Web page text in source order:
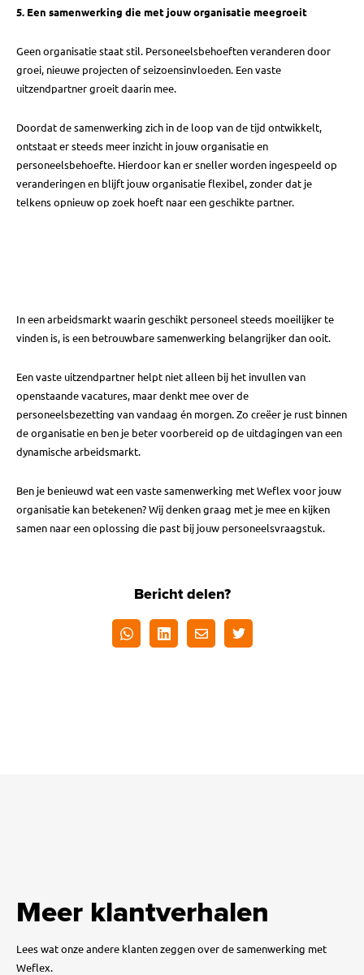
5. Een samenwerking die met jouw organisatie meegroeit
Geen organisatie staat stil. Personeelsbehoeften veranderen door
groei, nieuwe projecten of seizoensinvloeden. Een vaste
uitzendpartner groeit daarin mee.
Doordat de samenwerking zich in de loop van de tijd ontwikkelt,
ontstaat er steeds meer inzicht in jouw organisatie en
personeelsbehoefte. Hierdoor kan er sneller worden ingespeeld op
veranderingen en blijft jouw organisatie flexibel, zonder dat je
telkens opnieuw op zoek hoeft naar een geschikte partner.
In een arbeidsmarkt waarin geschikt personeel steeds moeilijker te
vinden is, is een betrouwbare samenwerking belangrijker dan ooit.
Een vaste uitzendpartner helpt niet alleen bij het invullen van
openstaande vacatures, maar denkt mee over de
personeelsbezetting van vandaag én morgen. Zo creëer je rust binnen
de organisatie en ben je beter voorbereid op de uitdagingen van een
dynamische arbeidsmarkt.
Ben je benieuwd wat een vaste samenwerking met Weflex voor jouw
organisatie kan betekenen? Wij denken graag met je mee en kijken
samen naar een oplossing die past bij jouw personeelsvraagstuk.
Bericht delen?
Meer klantverhalen
Lees wat onze andere klanten zeggen over de samenwerking met
Weflex.